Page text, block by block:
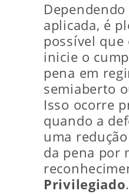
aplicada, é
possível que
inicie o
pena em
semiaberto
Isso ocorre
quando a
uma
da pena por
Privilegiado.